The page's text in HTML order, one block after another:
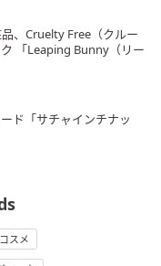
、Cruelty Free（クルー
「Leaping Bunny（リー
ド「サチャインチナッ
スメ